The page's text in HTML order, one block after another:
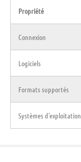
Propriété
Connexion
Logiciels
Formats supportés
Systèmes d’exploitation